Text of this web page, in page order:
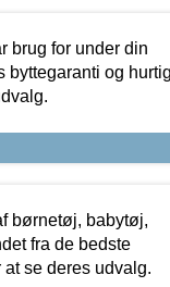
brug for under din
byttegaranti og hurtig
børnetøj, babytøj,
fra de bedste
se deres udvalg.